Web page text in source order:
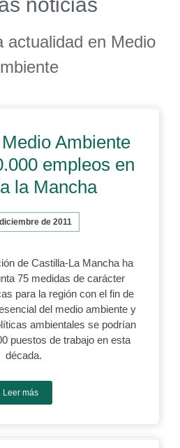
actualidad en Medio
Ambiente
empleos en
la Mancha
de 2011
de Castilla-La Mancha ha
75 medidas de carácter
para la región con el fin de
del medio ambiente y
ambientales se podrían
puestos de trabajo en esta
década.
Leer más